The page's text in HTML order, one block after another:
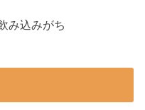
み込みがち